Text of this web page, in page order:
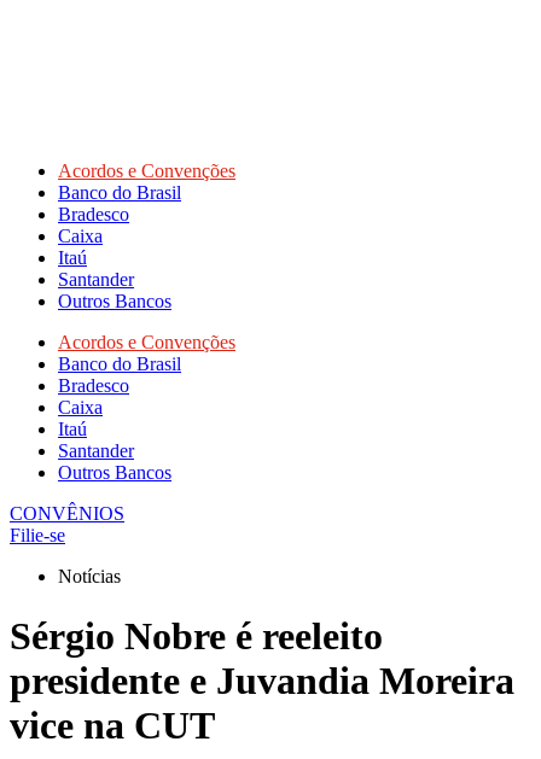
Acordos e Convenções
Banco do Brasil
Bradesco
Caixa
Itaú
Santander
Outros Bancos
Acordos e Convenções
Banco do Brasil
Bradesco
Caixa
Itaú
Santander
Outros Bancos
CONVÊNIOS
Filie-se
Notícias
Sérgio Nobre é reeleito
presidente e Juvandia Moreira
vice na CUT